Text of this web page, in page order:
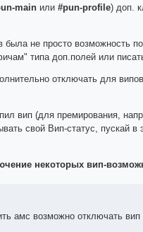
main или#pun-profile) доп.
была не просто возможность
типа доп.полей или
отключать для
вип (для премирования,
свой Вип-статус, пускай
некоторых вип-
амс возможно отключать вип